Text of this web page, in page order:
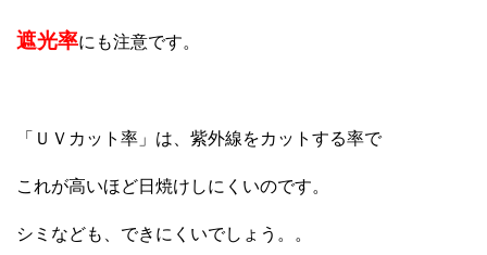
遮光率にも注意です。
「ＵＶカット率」は、紫外線をカットする率で
これが高いほど日焼けしにくいのです。
シミなども、できにくいでしょう。。